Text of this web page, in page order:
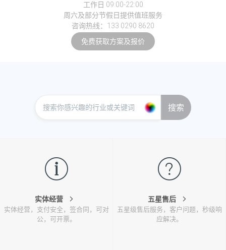
工作日 09:00-22:00
周六及部分节假日提供值班服务
咨询热线：133 0290 8620
免费获取方案及报价
搜索
实体经营
实体经营，支付安全，签合同，可对
公，可开票。
五星售后
五星级售后服务，客户问题，秒级响
应解决。